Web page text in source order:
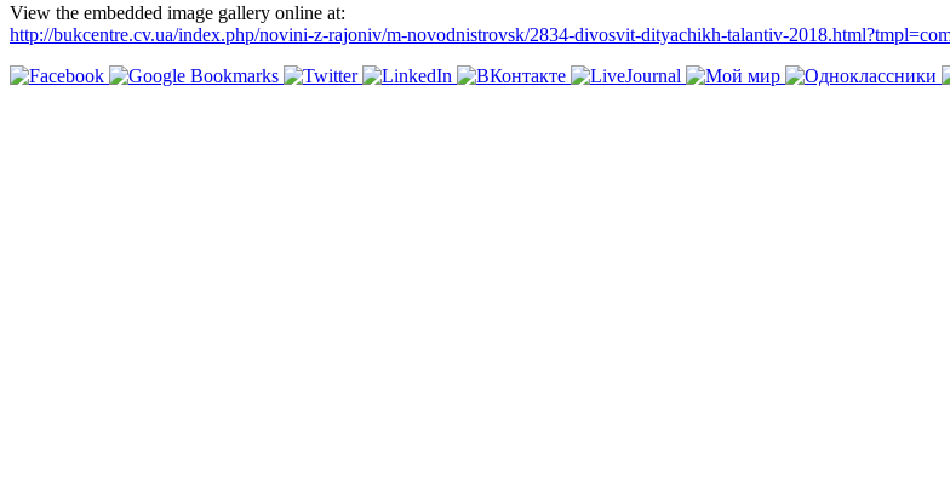
View the embedded image gallery online at:
http://bukcentre.cv.ua/index.php/novini-z-rajoniv/m-novodnistrovsk/2834-divosvit-dityachikh-talantiv-